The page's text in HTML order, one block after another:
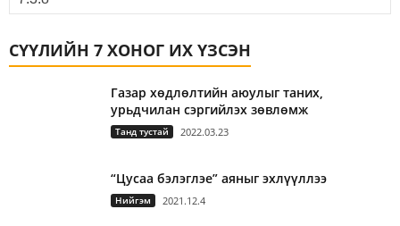
СҮҮЛИЙН 7 ХОНОГ ИХ ҮЗСЭН
Газар хөдлөлтийн аюулыг таних,
урьдчилан сэргийлэх зөвлөмж
Танд тустай 2022.03.23
“Цусаа бэлэглэе” аяныг эхлүүллээ
Нийгэм 2021.12.4